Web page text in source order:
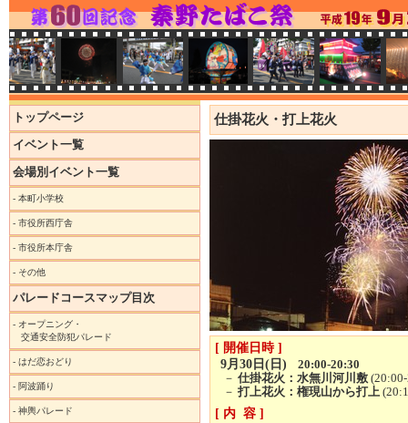
トップページ
イベント一覧
会場別イベント一覧
- 本町小学校
- 市役所西庁舎
- 市役所本庁舎
- その他
パレードコースマップ目次
- オープニング・
交通安全防犯パレード
- はだ恋おどり
- 阿波踊り
- 神輿パレード
仕掛花火・打上花火
[ 開催日時 ]
9月30日(日)
20:00-20:30
－ 仕掛花火：水無川河川敷
－ 打上花火：権現山から打上
[ 内 容 ]